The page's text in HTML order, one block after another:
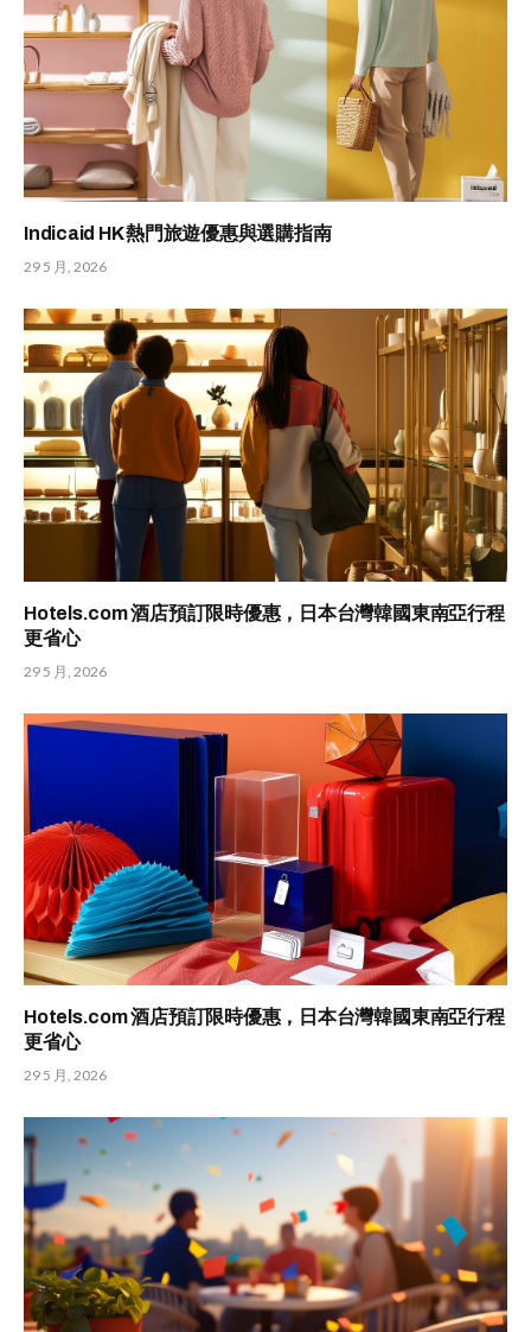
Indicaid HK 熱門旅遊優惠與選購指南
29 5 月, 2026
Hotels.com 酒店預訂限時優惠，日本台灣韓國東南亞行程
更省心
29 5 月, 2026
Hotels.com 酒店預訂限時優惠，日本台灣韓國東南亞行程
更省心
29 5 月, 2026